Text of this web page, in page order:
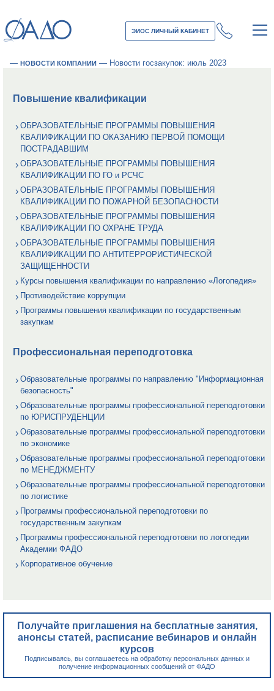
ЭИОС ЛИЧНЫЙ КАБИНЕТ
— НОВОСТИ КОМПАНИИ — Новости госзакупок: июль 2023
Повышение квалификации
ОБРАЗОВАТЕЛЬНЫЕ ПРОГРАММЫ ПОВЫШЕНИЯ
КВАЛИФИКАЦИИ ПО ОКАЗАНИЮ ПЕРВОЙ ПОМОЩИ
ПОСТРАДАВШИМ
ОБРАЗОВАТЕЛЬНЫЕ ПРОГРАММЫ ПОВЫШЕНИЯ
КВАЛИФИКАЦИИ ПО ГО и РСЧС
ОБРАЗОВАТЕЛЬНЫЕ ПРОГРАММЫ ПОВЫШЕНИЯ
КВАЛИФИКАЦИИ ПО ПОЖАРНОЙ БЕЗОПАСНОСТИ
ОБРАЗОВАТЕЛЬНЫЕ ПРОГРАММЫ ПОВЫШЕНИЯ
КВАЛИФИКАЦИИ ПО ОХРАНЕ ТРУДА
ОБРАЗОВАТЕЛЬНЫЕ ПРОГРАММЫ ПОВЫШЕНИЯ
КВАЛИФИКАЦИИ ПО АНТИТЕРРОРИСТИЧЕСКОЙ
ЗАЩИЩЕННОСТИ
Курсы повышения квалификации по направлению «Логопедия»
Противодействие коррупции
Программы повышения квалификации по государственным
закупкам
Профессиональная переподготовка
Образовательные программы по направлению "Информационная
безопасность"
Образовательные программы профессиональной переподготовки
по ЮРИСПРУДЕНЦИИ
Образовательные программы профессиональной переподготовки
по экономике
Образовательные программы профессиональной переподготовки
по МЕНЕДЖМЕНТУ
Образовательные программы профессиональной переподготовки
по логистике
Программы профессиональной переподготовки по
государственным закупкам
Программы профессиональной переподготовки по логопедии
Академии ФАДО
Корпоративное обучение
Получайте приглашения на бесплатные занятия,
анонсы статей, расписание вебинаров и онлайн
курсов
Подписываясь, вы соглашаетесь на обработку персональных данных и
получение информационных сообщений от ФАДО